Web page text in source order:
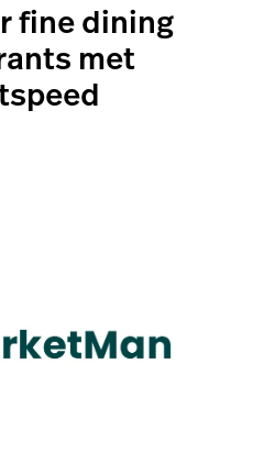
fine dining
met